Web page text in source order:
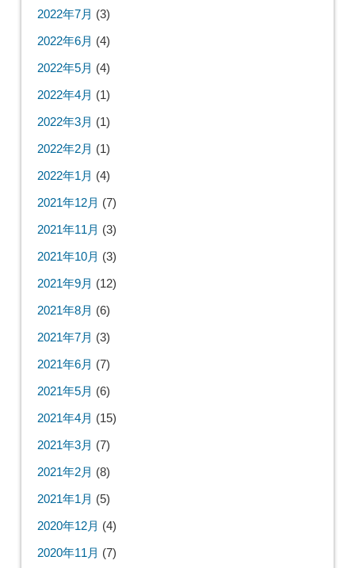
2022年7月 (3)
2022年6月 (4)
2022年5月 (4)
2022年4月 (1)
2022年3月 (1)
2022年2月 (1)
2022年1月 (4)
2021年12月 (7)
2021年11月 (3)
2021年10月 (3)
2021年9月 (12)
2021年8月 (6)
2021年7月 (3)
2021年6月 (7)
2021年5月 (6)
2021年4月 (15)
2021年3月 (7)
2021年2月 (8)
2021年1月 (5)
2020年12月 (4)
2020年11月 (7)